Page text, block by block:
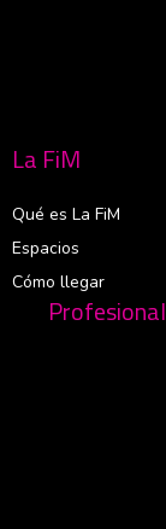
La FiM
Qué es La FiM
Espacios
Cómo llegar